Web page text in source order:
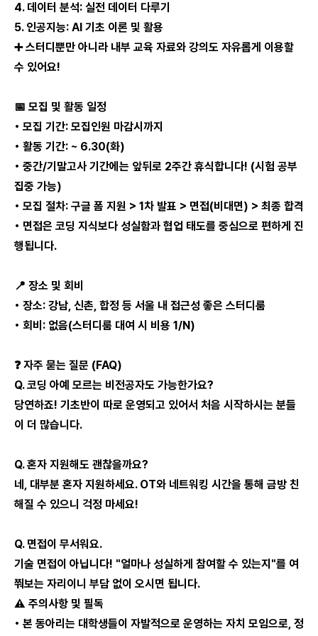
4. 데이터 분석: 실전 데이터 다루기
5. 인공지능: AI 기초 이론 및 활용
➕ 스터디뿐만 아니라 내부 교육 자료와 강의도 자유롭게 이용할
수 있어요!
📅 모집 및 활동 일정
• 모집 기간: 모집인원 마감시까지
• 활동 기간: ~ 6.30(화)
• 중간/기말고사 기간에는 앞뒤로 2주간 휴식합니다! (시험 공부
집중 가능)
• 모집 절차: 구글 폼 지원 > 1차 발표 > 면접(비대면) > 최종 합격
• 면접은 코딩 지식보다 성실함과 협업 태도를 중심으로 편하게 진
행됩니다.
📍 장소 및 회비
• 장소: 강남, 신촌, 합정 등 서울 내 접근성 좋은 스터디룸
• 회비: 없음(스터디룸 대여 시 비용 1/N)
❓ 자주 묻는 질문 (FAQ)
Q. 코딩 아예 모르는 비전공자도 가능한가요?
당연하죠! 기초반이 따로 운영되고 있어서 처음 시작하시는 분들
이 더 많습니다.
Q. 혼자 지원해도 괜찮을까요?
네, 대부분 혼자 지원하세요. OT와 네트워킹 시간을 통해 금방 친
해질 수 있으니 걱정 마세요!
Q. 면접이 무서워요.
기술 면접이 아닙니다! "얼마나 성실하게 참여할 수 있는지"를 여
쭤보는 자리이니 부담 없이 오시면 됩니다.
⚠️ 주의사항 및 필독
• 본 동아리는 대학생들이 자발적으로 운영하는 자치 모임으로, 정